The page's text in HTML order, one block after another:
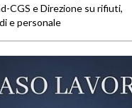
CGS e Direzione su rifiuti,
e personale